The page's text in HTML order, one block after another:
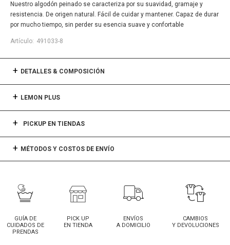
Nuestro algodón peinado se caracteriza por su suavidad, gramaje y
resistencia. De origen natural. Fácil de cuidar y mantener. Capaz de durar
por mucho tiempo, sin perder su esencia suave y confortable
491033-8
DETALLES & COMPOSICIÓN
LEMON PLUS
PICKUP EN TIENDAS
MÉTODOS Y COSTOS DE ENVÍO
GUÍA DE
CUIDADOS DE
PRENDAS
PICK UP
EN TIENDA
ENVÍOS
A DOMICILIO
CAMBIOS
Y DEVOLUCIONES